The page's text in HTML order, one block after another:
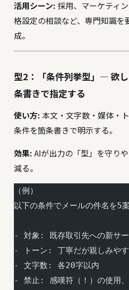
活用シーン: 採用、マーケティ
格設定の相談など、専門知識を
成。
型2：「条件列挙型」― 欲
条書きで指定する
使い方: 本文・文字数・媒体・
条件を箇条書きで明示する。
効果: AIが出力の「型」を守り
減る。
（例）
以下の条件でメールの件名を5
- 対象: 既存取引先への新サー
- トーン: 丁寧だが親しみや
- 文字数: 各20字以内
- 禁止: 感嘆符（！）の使用、